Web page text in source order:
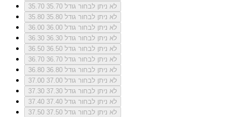
35.70
לא ניתן לבחור גודל 35.70
35.80
לא ניתן לבחור גודל 35.80
36.00
לא ניתן לבחור גודל 36.00
36.30
לא ניתן לבחור גודל 36.30
36.50
לא ניתן לבחור גודל 36.50
36.70
לא ניתן לבחור גודל 36.70
36.80
לא ניתן לבחור גודל 36.80
37.00
לא ניתן לבחור גודל 37.00
37.30
לא ניתן לבחור גודל 37.30
37.40
לא ניתן לבחור גודל 37.40
37.50
לא ניתן לבחור גודל 37.50